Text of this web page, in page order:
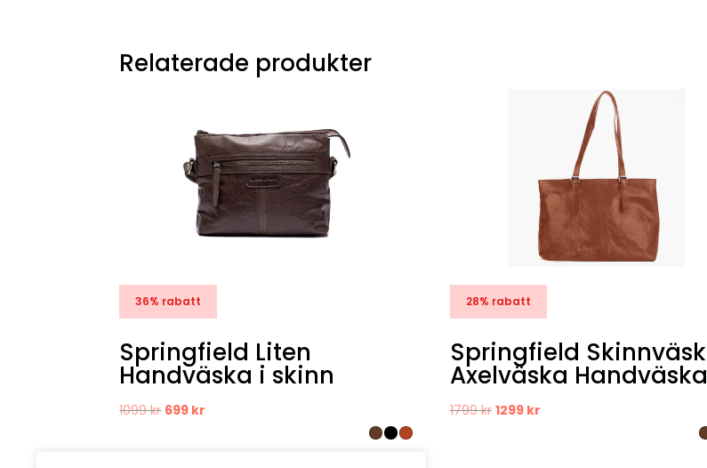
Relaterade produkter
36% rabatt
Springfield Liten
Handväska i skinn
1099kr Det
699 kr
28% rabatt
Springfield
Axelväska Handväska
1799kr Det
1299 krDet